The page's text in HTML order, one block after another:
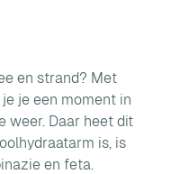
en strand? Met
je een moment in
weer. Daar heet dit
is, is
en feta.